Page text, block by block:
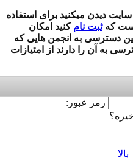
دیدن میکنید برای استفاده
است کهثبت نام کنید امکان
دسترسی به انجمن هایی که
به آن را دارند از امتیازات
رمز عبور:
بالا